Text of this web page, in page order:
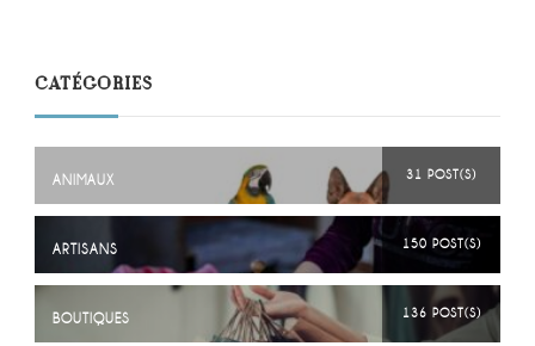
CATÉGORIES
ANIMAUX 31 POST(S)
ARTISANS 150 POST(S)
BOUTIQUES 136 POST(S)